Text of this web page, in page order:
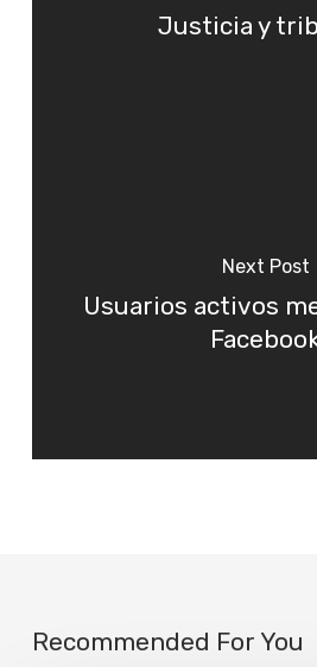
Justicia y
Next Post
Usuarios activos
Recommended For You